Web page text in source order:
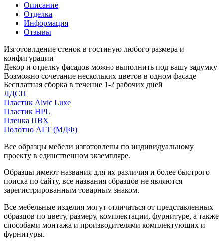
Описание
Отделка
Информация
Отзывы
Изготовлдение стенок в гостиную любого размера и
конфигурации
Декор и отделку фасадов можно выполнить под вашу задумку
Возможно сочетание нескольких цветов в одном фасаде
Бесплатная сборка в течение 1-2 рабочих дней
ЛДСП
Пластик Alvic Luxe
Пластик HPL
Пленка ПВХ
Полотно АГТ (МДФ)
Все образцы мебели изготовлены по индивидуальному
проекту в единственном экземпляре.
Образцы имеют названия для их различия и более быстрого
поиска по сайту, все названия образцов не являются
зарегистрированным товарным знаком.
Все мебельные изделия могут отличаться от представленных
образцов по цвету, размеру, комплектации, фурнитуре, а также
способами монтажа и производителями комплектующих и
фурнитуры.